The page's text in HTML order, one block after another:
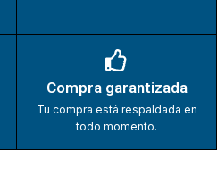
Compra garantizada
Tu compra está respaldada en
todo momento.